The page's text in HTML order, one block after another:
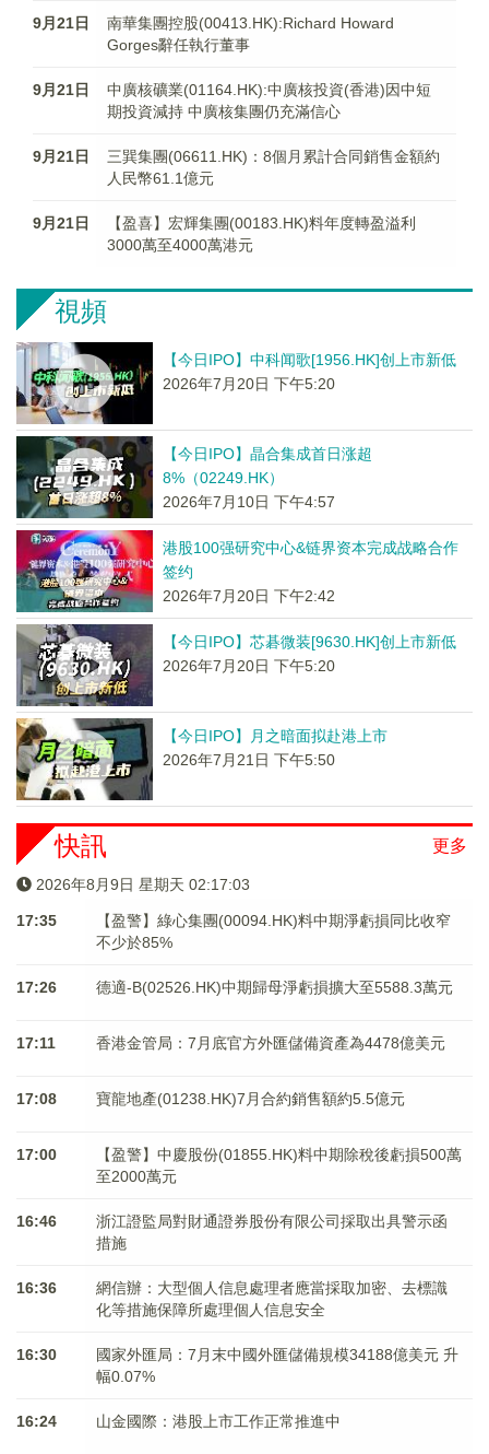
9月21日
南華集團控股(00413.HK):Richard Howard
Gorges辭任執行董事
9月21日
中廣核礦業(01164.HK):中廣核投資(香港)因中短
期投資減持 中廣核集團仍充滿信心
9月21日
三巽集團(06611.HK)：8個月累計合同銷售金額約
人民幣61.1億元
9月21日
【盈喜】宏輝集團(00183.HK)料年度轉盈溢利
3000萬至4000萬港元
視頻
【今日IPO】中科闻歌[1956.HK]创上市新低
2026年7月20日 下午5:20
【今日IPO】晶合集成首日涨超
8%（02249.HK）
2026年7月10日 下午4:57
港股100强研究中心&链界资本完成战略合作
签约
2026年7月20日 下午2:42
【今日IPO】芯碁微装[9630.HK]创上市新低
2026年7月20日 下午5:20
【今日IPO】月之暗面拟赴港上市
2026年7月21日 下午5:50
更多
快訊
2026年8月9日 星期天 02:17:04
17:35
【盈警】綠心集團(00094.HK)料中期淨虧損同比收窄
不少於85%
17:26 德適-B(02526.HK)中期歸母淨虧損擴大至5588.3萬元
17:11 香港金管局：7月底官方外匯儲備資產為4478億美元
17:08 寶龍地產(01238.HK)7月合約銷售額約5.5億元
17:00
【盈警】中慶股份(01855.HK)料中期除稅後虧損500萬
至2000萬元
16:46
浙江證監局對財通證券股份有限公司採取出具警示函
措施
16:36
網信辦：大型個人信息處理者應當採取加密、去標識
化等措施保障所處理個人信息安全
16:30
國家外匯局：7月末中國外匯儲備規模34188億美元 升
幅0.07%
16:24 山金國際：港股上市工作正常推進中